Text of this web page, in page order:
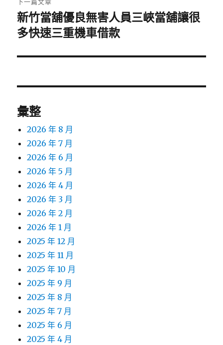
下
一
文
新竹當舖優良無害人員三峽當舖讓很
多快速三重機車借款
彙整
2026 年 8 月
2026 年 7 月
2026 年 6 月
2026 年 5 月
2026 年 4 月
2026 年 3 月
2026 年 2 月
2026 年 1 月
2025 年 12 月
2025 年 11 月
2025 年 10 月
2025 年 9 月
2025 年 8 月
2025 年 7 月
2025 年 6 月
2025 年 4 月